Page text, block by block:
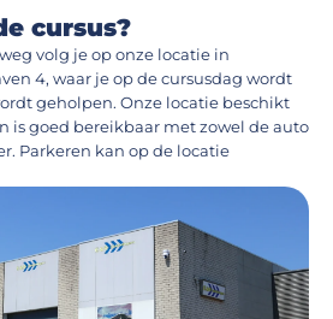
cursus?
volg je op onze locatie in
4, waar je op de cursusdag wordt
geholpen. Onze locatie beschikt
is goed bereikbaar met zowel de auto
Parkeren kan op de locatie